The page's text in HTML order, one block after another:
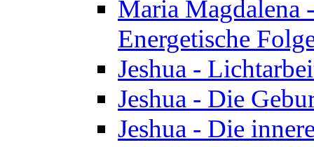
Maria Magdalena
Energetische
Jeshua -
Jeshua - Die
Jeshua - Die